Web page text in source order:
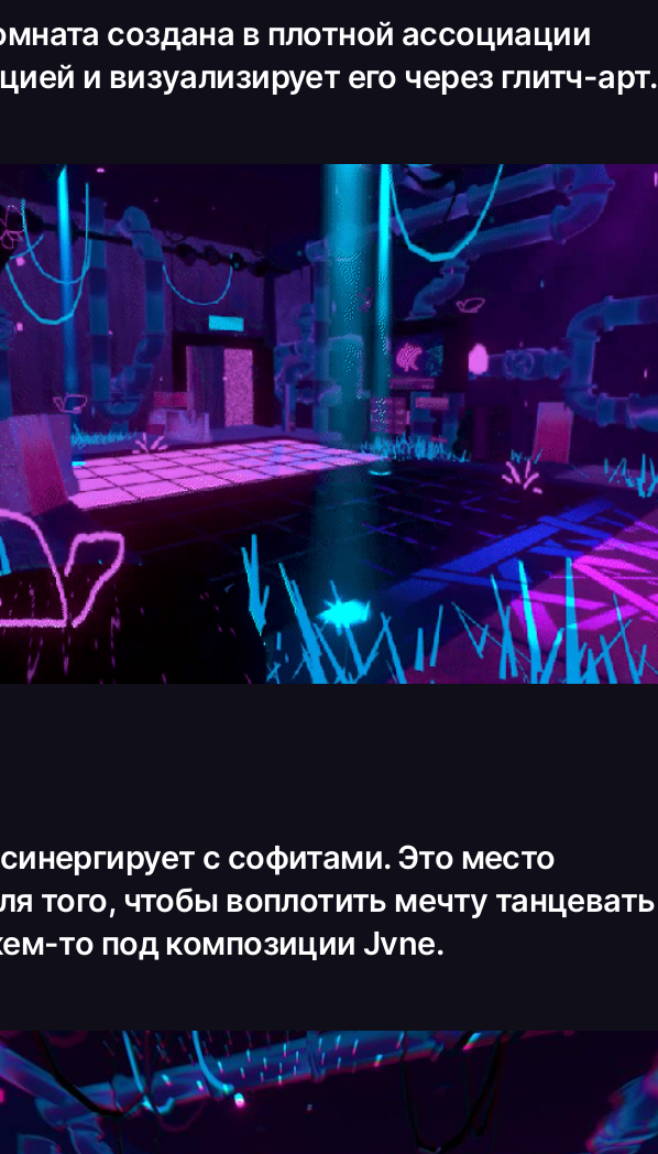
создана в плотной ассоциации
и визуализирует его через глитч-арт.
с софитами. Это место
того, чтобы воплотить мечту танцевать
то под композиции Jvne.